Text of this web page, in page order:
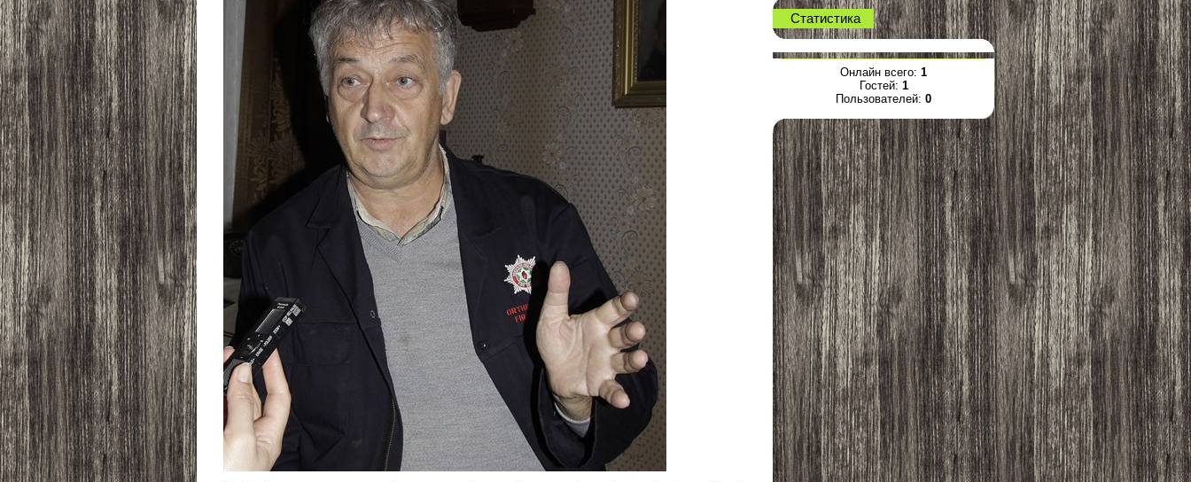
Статистика
Онлайн всего: 1
Гостей: 1
Пользователей: 0